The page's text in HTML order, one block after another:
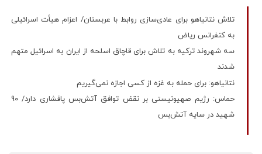
تلاش نتانیاهو برای عادی‌سازی روابط با عربستان/ اعزام هیأت اسرائیلی
به کنفرانس ریاض
سه شهروند ترکیه به تلاش برای قاچاق اسلحه از ایران به اسرائیل متهم
شدند
نتانیاهو: برای حمله به غزه از کسی اجازه نمی‌گیریم
حماس: رژیم صهیونیستی بر نقض توافق آتش‌بس پافشاری دارد/ 90
شهید در سایه آتش‌بس